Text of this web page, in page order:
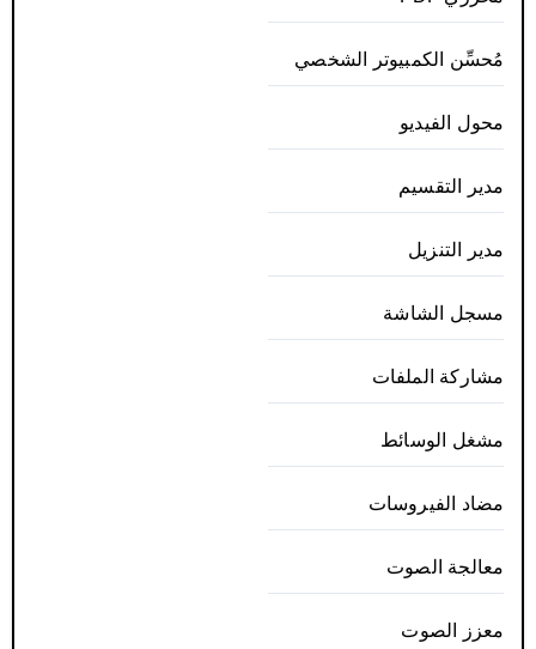
مُحسِّن الكمبيوتر الشخصي
محول الفيديو
مدير التقسيم
مدير التنزيل
مسجل الشاشة
مشاركة الملفات
مشغل الوسائط
مضاد الفيروسات
معالجة الصوت
معزز الصوت